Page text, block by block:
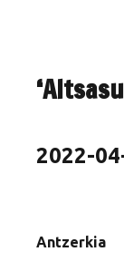
2022-
Antzerkia